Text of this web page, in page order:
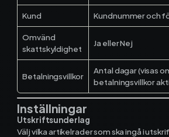
Kund Kundnummer och
Omvänd
skattskyldighet
Ja eller Nej
Betalningsvillkor
Antal dagar (visas
betalningsvillkor
Inställningar
Utskriftsunderlag
Välj vilka artikelrader som ska ingå i